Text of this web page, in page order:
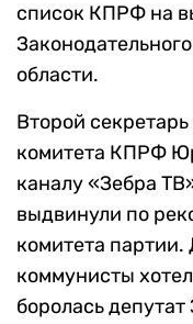
список КПРФ на
области.
Второй
комитета КПРФ
каналу «Зебра
выдвинули по
комитета партии.
коммунисты
боролась